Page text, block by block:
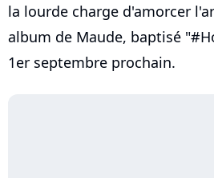
la lourde charge d'amorcer
album de Maude, baptisé
1er septembre prochain.